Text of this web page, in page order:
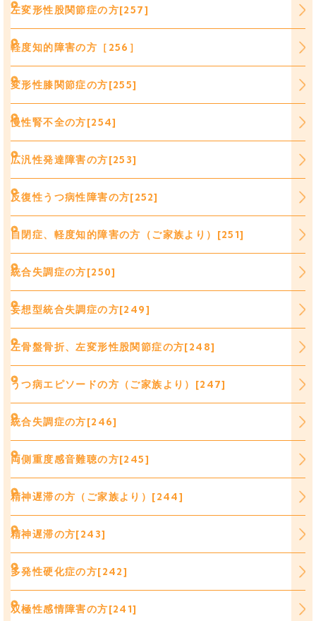
左変形性股関節症の方[257]
軽度知的障害の方［256］
変形性膝関節症の方[255]
慢性腎不全の方[254]
広汎性発達障害の方[253]
反復性うつ病性障害の方[252]
自閉症、軽度知的障害の方（ご家族より）[251]
統合失調症の方[250]
妄想型統合失調症の方[249]
左骨盤骨折、左変形性股関節症の方[248]
うつ病エピソードの方（ご家族より）[247]
統合失調症の方[246]
両側重度感音難聴の方[245]
精神遅滞の方（ご家族より）[244]
精神遅滞の方[243]
多発性硬化症の方[242]
双極性感情障害の方[241]